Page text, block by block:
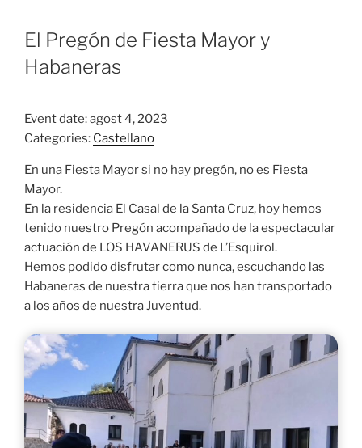
El Pregón de Fiesta Mayor y
Habaneras
Event date: agost 4, 2023
Categories: Castellano
En una Fiesta Mayor si no hay pregón, no es Fiesta
Mayor.
En la residencia El Casal de la Santa Cruz, hoy hemos
tenido nuestro Pregón acompañado de la espectacular
actuación de LOS HAVANERUS de L’Esquirol.
Hemos podido disfrutar como nunca, escuchando las
Habaneras de nuestra tierra que nos han transportado
a los años de nuestra Juventud.